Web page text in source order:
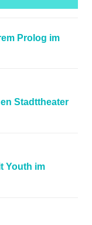
Prolog im
Stadttheater
Youth im